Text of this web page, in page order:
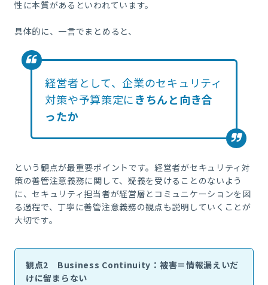
性に本質があるといわれています。
具体的に、一言でまとめると、
経営者として、企業のセキュリティ
対策や予算策定にきちんと向き合
ったか
という観点が最重要ポイントです。経営者がセキュリティ対
策の善管注意義務に関して、疑義を受けることのないよう
に、セキュリティ担当者が経営層とコミュニケーションを図
る過程で、丁寧に善管注意義務の観点も説明していくことが
大切です。
観点2 Business Continuity：被害＝情報漏えいだ
けに留まらない